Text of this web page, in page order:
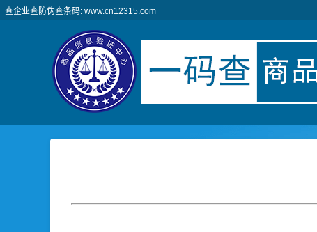
查企业查防伪查条码: www.cn12315.com